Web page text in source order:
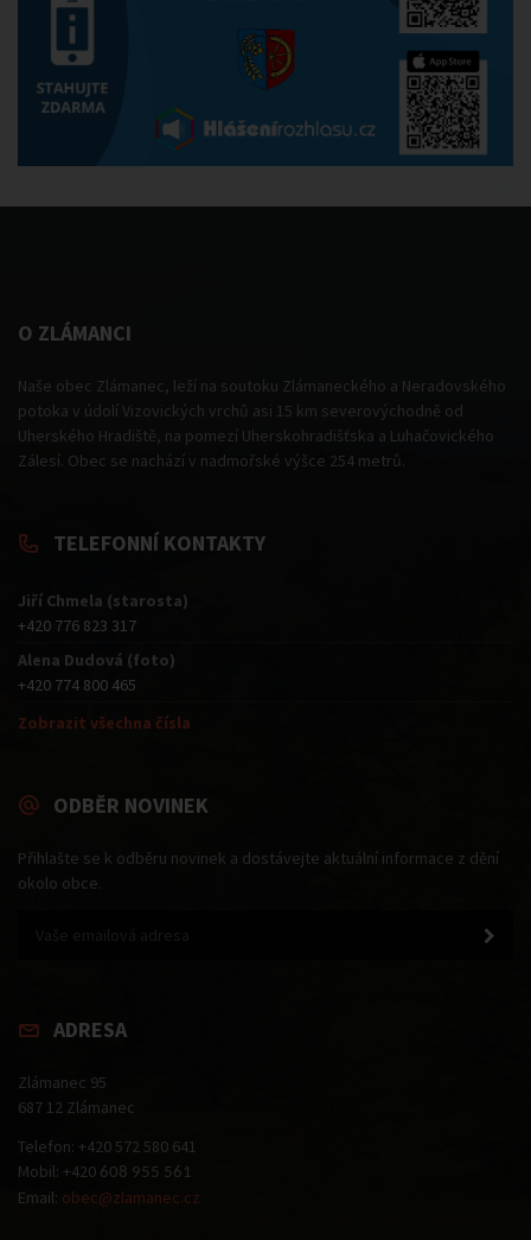
O ZLÁMANCI
Naše obec Zlámanec, leží na soutoku Zlámaneckého a Neradovského
potoka v údolí Vizovických vrchů asi 15 km severovýchodně od
Uherského Hradiště, na pomezí Uherskohradišťska a Luhačovického
Zálesí. Obec se nachází v nadmořské výšce 254 metrů.
TELEFONNÍ KONTAKTY
Jiří Chmela (starosta)
+420 776 823 317
Alena Dudová (foto)
+420 774 800 465
Zobrazit všechna čísla
ODBĚR NOVINEK
Přihlašte se k odběru novinek a dostávejte aktuální informace z dění
okolo obce.
ADRESA
Zlámanec 95
687 12 Zlámanec
Telefon: +420 572 580 641
Mobil: +420 608 955 561
Email: obec@zlamanec.cz